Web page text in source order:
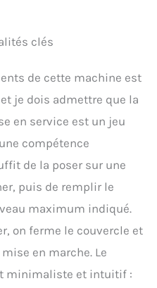
machine à glaçons
à glaçons FZF
un excellent choix pour
appartements ou les
fêtes et fournit des
clairs pour
à vos besoins.
clés
de cette machine est
je dois admettre que la
en service est un jeu
compétence
de la poser sur une
puis de remplir le
maximum indiqué.
on ferme le couvercle et
en marche. Le
minimaliste et intuitif :